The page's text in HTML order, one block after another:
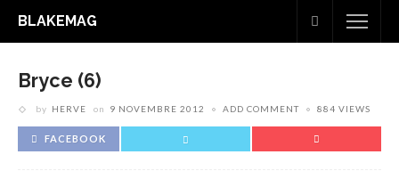
BLAKEMAG
Bryce (6)
by HERVE on 9 NOVEMBRE 2012 ADD COMMENT 884 VIEWS
FACEBOOK